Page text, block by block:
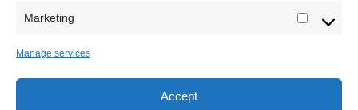
Marketing
Manage services
Accept
srede u 12h saznajte najnovije vesti iz sveta